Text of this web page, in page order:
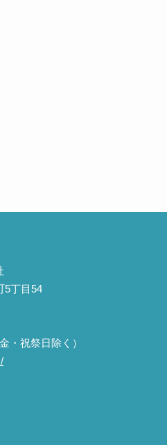
5丁目54
・祝祭日除く）